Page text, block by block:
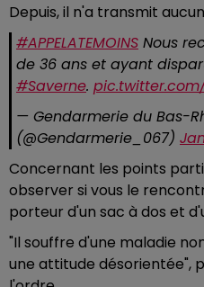
Depuis, il n'a transmit
#APPELATEMOINS Nous
de 36 ans et ayant
#Saverne. pic.twitter.com/
— Gendarmerie du Bas-
(@Gendarmerie_067)
Concernant les points
observer si vous le
porteur d'un sac à dos et
"Il souffre d'une maladie
une attitude désorientée",